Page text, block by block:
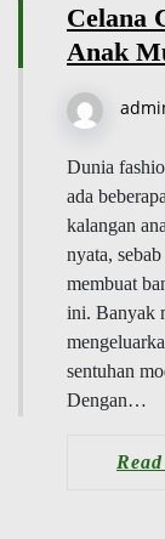
Celana
Anak
Dunia
ada
kalangan
nyata,
membuat
ini. Banyak
sentuhan
Dengan…